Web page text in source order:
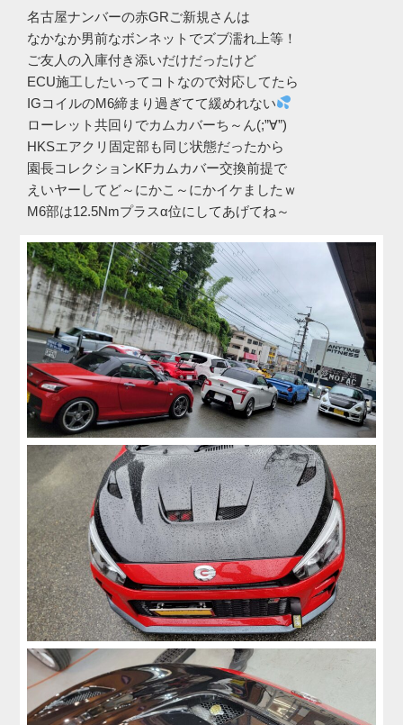
名古屋ナンバーの赤GRご新規さんは
なかなか男前なボンネットでズブ濡れ上等！
ご友人の入庫付き添いだけだったけど
ECU施工したいってコトなので対応してたら
IGコイルのM6締まり過ぎてて緩めれない
ローレット共回りでカムカバーち～ん(;”∀”)
HKSエアクリ固定部も同じ状態だったから
園長コレクションKFカムカバー交換前提で
えいヤーしてど～にかこ～にかイケましたｗ
M6部は12.5Nmプラスα位にしてあげてね～